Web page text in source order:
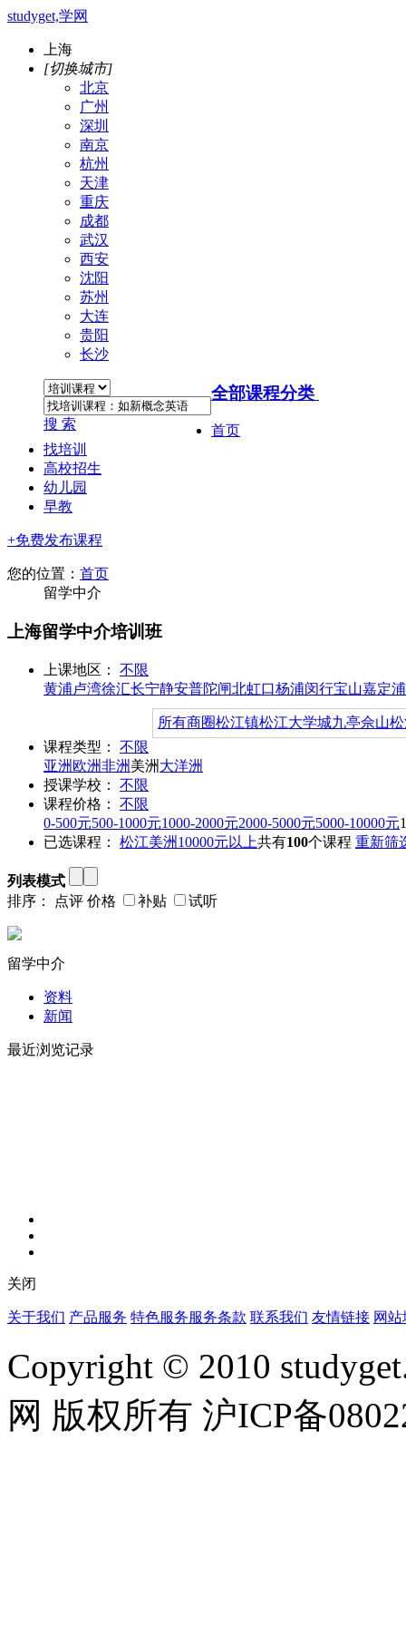
studyget,学网
上海
[切换城市]
北京
广州
深圳
南京
杭州
天津
重庆
成都
武汉
西安
沈阳
苏州
大连
贵阳
长沙
搜 索
全部课程分类
首页
找培训
高校招生
幼儿园
早教
+免费发布课程
您的位置： 首页
留学中介
上海留学中介培训班
上课地区：
不限
黄浦卢湾徐汇长宁静安普陀闸北虹口杨浦闵行宝山嘉定
所有商圈松江镇松江大学城九亭佘山
课程类型：
不限
亚洲 欧洲非洲 美洲 大洋洲
授课学校：
不限
课程价格：
不限
0-500元500-1000元1000-2000元2000-5000元5000-10000元
已选课程：
松江美洲 10000元以上共有100个课程 重新筛
列表模式
排序：
点评 价格 补贴 试听
留学中介
资料
新闻
最近浏览记录
关闭
关于我们 产品服务 特色服务服务条款 联系我们 友情链接 网
Copyright © 2010
网 版权所有 沪ICP备